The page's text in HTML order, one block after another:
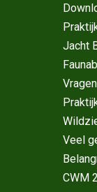
Jacht
Veel
CWM